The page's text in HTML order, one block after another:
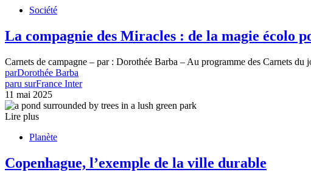
Société
La compagnie des Miracles : de la magie écolo
Carnets de campagne – par : Dorothée Barba – Au programme des Carnets
parDorothée Barba
paru surFrance Inter
11 mai 2025
Lire plus
Planète
Copenhague, l’exemple de la ville durable